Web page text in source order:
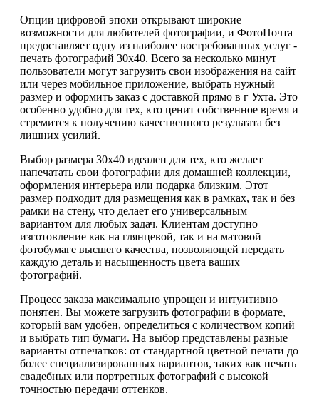
Опции цифровой эпохи открывают широкие
возможности для любителей фотографии, и ФотоПочта
предоставляет одну из наиболее востребованных услуг -
печать фотографий 30х40. Всего за несколько минут
пользователи могут загрузить свои изображения на сайт
или через мобильное приложение, выбрать нужный
размер и оформить заказ с доставкой прямо в г Ухта. Это
особенно удобно для тех, кто ценит собственное время и
стремится к получению качественного результата без
лишних усилий.
Выбор размера 30х40 идеален для тех, кто желает
напечатать свои фотографии для домашней коллекции,
оформления интерьера или подарка близким. Этот
размер подходит для размещения как в рамках, так и без
рамки на стену, что делает его универсальным
вариантом для любых задач. Клиентам доступно
изготовление как на глянцевой, так и на матовой
фотобумаге высшего качества, позволяющей передать
каждую деталь и насыщенность цвета ваших
фотографий.
Процесс заказа максимально упрощен и интуитивно
понятен. Вы можете загрузить фотографии в формате,
который вам удобен, определиться с количеством копий
и выбрать тип бумаги. На выбор представлены разные
варианты отпечатков: от стандартной цветной печати до
более специализированных вариантов, таких как печать
свадебных или портретных фотографий с высокой
точностью передачи оттенков.